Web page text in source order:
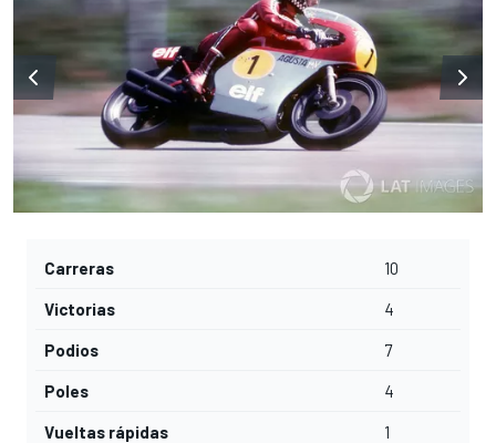
Carreras 10
Victorias 4
Podios 7
Poles 4
Vueltas rápidas 1